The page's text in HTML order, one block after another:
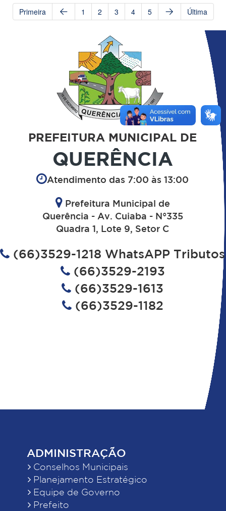
Primeira 1 2 3 4 5 Última
PREFEITURA MUNICIPAL DE
QUERÊNCIA
Atendimento das 7:00 às 13:00
Prefeitura Municipal de
Querência - Av. Cuiaba - N°335
Quadra 1, Lote 9, Setor C
(66)3529-1218 WhatsAPP Tributos
(66)3529-2193
(66)3529-1613
(66)3529-1182
ADMINISTRAÇÃO
Conselhos Municipais
Planejamento Estratégico
Equipe de Governo
Prefeito